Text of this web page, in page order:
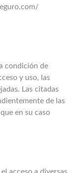
condición de
y uso, las
Las citadas
de las
en su caso